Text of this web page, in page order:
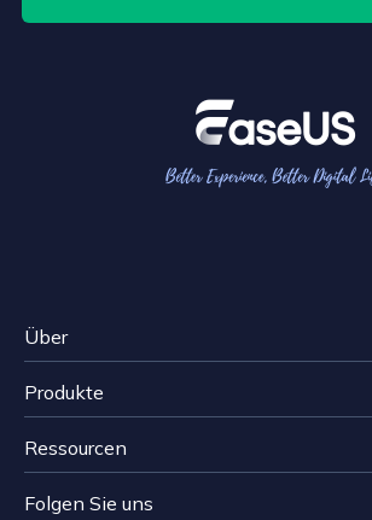
Über
Impressum
Reviews & Awards
Lizenzvereinbarung
Produkte
RecExperts für Windows
RecExperts für Mac
Ressourcen
Folgen Sie uns